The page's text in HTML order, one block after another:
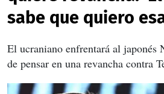
sabe que quiero
El ucraniano enfrentará al japonés
de pensar en una revancha contra